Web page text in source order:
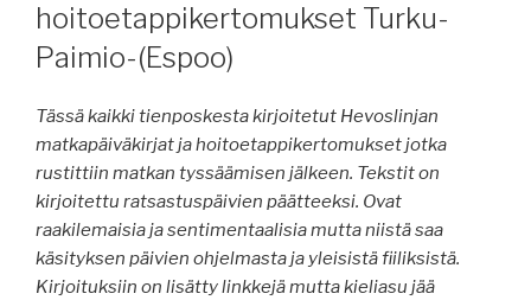
hoitoetappikertomukset Turku-
Paimio-(Espoo)
Tässä kaikki tienposkesta kirjoitetut Hevoslinjan
matkapäiväkirjat ja hoitoetappikertomukset jotka
rustittiin matkan tyssäämisen jälkeen. Tekstit on
kirjoitettu ratsastuspäivien päätteeksi. Ovat
raakilemaisia ja sentimentaalisia mutta niistä saa
käsityksen päivien ohjelmasta ja yleisistä fiiliksistä.
Kirjoituksiin on lisätty linkkejä mutta kieliasu jää